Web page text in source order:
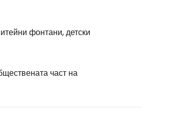
фонтани, детски
част на